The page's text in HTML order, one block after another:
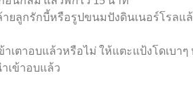
ยลูกรักบี้หรือรูปขนมปังดินเนอร์โรลแ
เตาอบแล้วหรือไม่ ให้แตะแป้งโดเบา
เข้าอบแล้ว